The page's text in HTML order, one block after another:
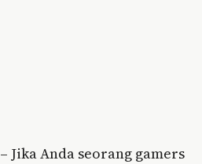
– Jika Anda seorang gamers